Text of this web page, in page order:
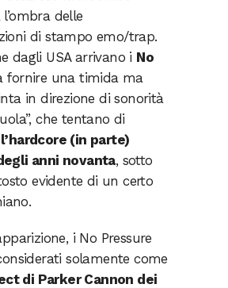
delle
di stampo emo/trap.
dagli USA arrivano i No
fornire una timida ma
in direzione di sonorità
che tentano di
(in parte)
anni novanta, sotto
evidente di un certo
i No Pressure
solamente come
di Parker Cannon dei